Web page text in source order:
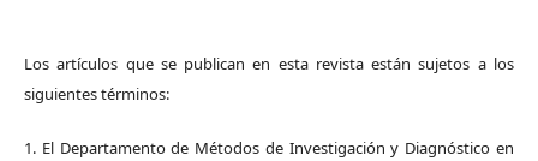
Los artículos que se publican en esta revista están sujetos a los
siguientes términos:
1. El Departamento de Métodos de Investigación y Diagnóstico en